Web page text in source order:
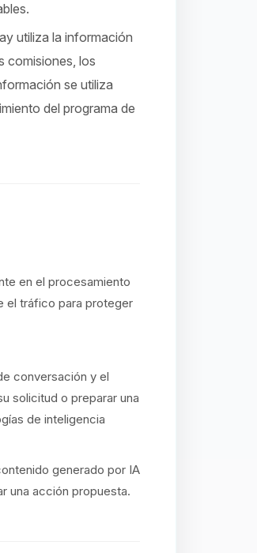
utiliza la información
comisiones, los
se utiliza
del programa de
en el procesamiento
el tráfico para proteger
conversación y el
solicitud o preparar una
de inteligencia
generado por IA
una acción propuesta.